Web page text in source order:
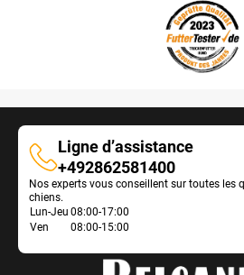
Ligne d’assistance
Ligne
d’assistance
+492862581400
Nos experts vous conseillent sur toutes les
chiens.
Öffnungszeiten
Futterberatung:
Lun-Jeu 08:00-17:00
Ven
08:00-15:00